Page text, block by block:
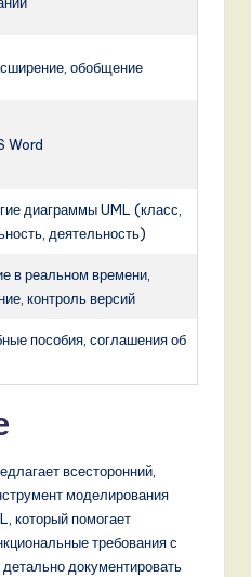
обобщение
Word
диаграммы UML (класс,
деятельность)
в реальном времени,
контроль версий
пособия, соглашения об
всесторонний,
моделирования
который помогает
требования с
документировать